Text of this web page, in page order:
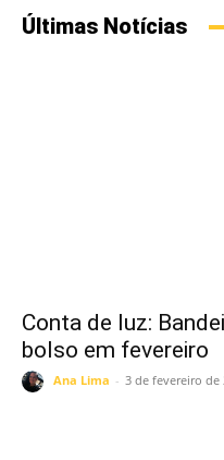
Últimas Notícias
Conta de luz:
bolso em fevereiro
Ana Lima - 3 de fevereiro de